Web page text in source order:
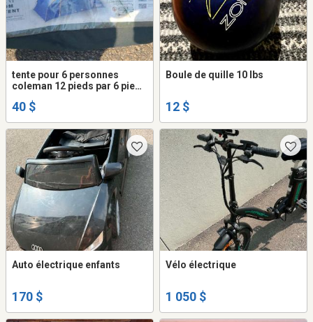
tente pour 6 personnes
coleman 12 pieds par 6 pieds
40 $
Boule de quille 10 lbs
12 $
Auto électrique enfants
170 $
Vélo électrique
1 050 $